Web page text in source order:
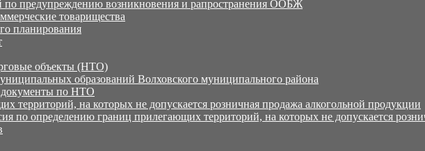
предупреждению возникновения и рапространения ООБЖ
товарищества
планирования
объекты (НТО)
образований Волховского муниципального района
по НТО
территорий, на которых не допускается розничная продажа алкогольной продукции
по определению границ прилегающих территорий, на которых не допускается